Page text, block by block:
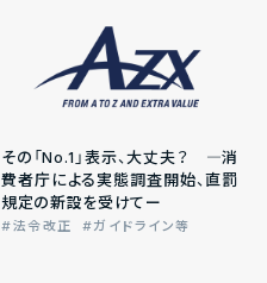
その「No.1」表示、大丈夫？ ―消
費者庁による実態調査開始、直罰
規定の新設を受けてー
法令改正 ガイドライン等